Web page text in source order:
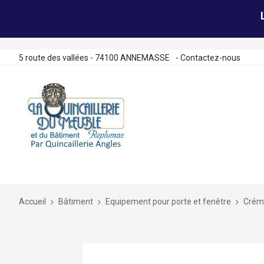
5 route des vallées - 74100 ANNEMASSE - Contactez-nous
Accueil Bâtiment Equipement pour porte et fenêtre